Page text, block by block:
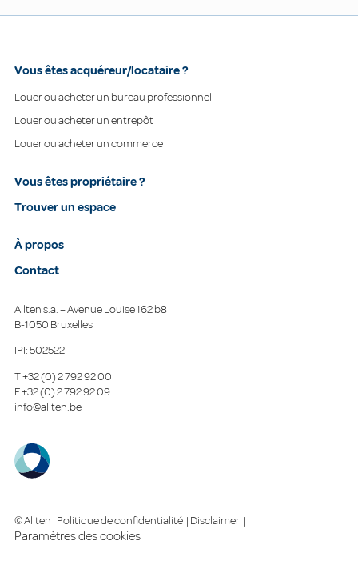
Vous êtes acquéreur/locataire ?
Louer ou acheter un bureau professionnel
Louer ou acheter un entrepôt
Louer ou acheter un commerce
Vous êtes propriétaire ?
Trouver un espace
À propos
Contact
Allten s.a. – Avenue Louise 162 b8
B-1050 Bruxelles
IPI: 502522
T+32 (0) 2 792 92 00
F+32 (0) 2 792 92 09
info@allten.be
© Allten | Politique de confidentialité | Disclaimer |
Paramètres des cookies |